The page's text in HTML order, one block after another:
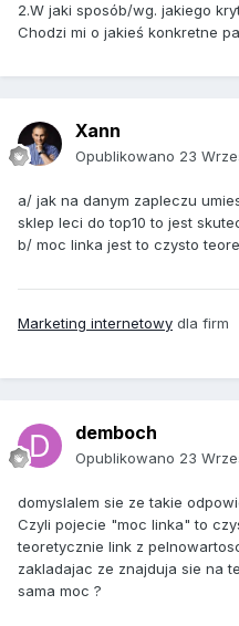
2.W jaki sposób/wg. jakiego
Chodzi mi o jakieś konkretne
Xann
Opublikowano 23
a/ jak na danym zapleczu
sklep leci do top10 to jest
b/ moc linka jest to czysto
Marketing internetowy dla firm
demboch
Opublikowano 23
domyslalem sie ze takie
Czyli pojecie "moc linka" to
teoretycznie link z
zakladajac ze znajduja sie na
sama moc ?